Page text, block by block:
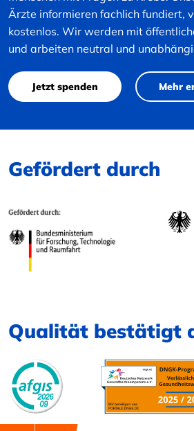
Ärzte informieren fachlich fundiert,
kostenlos. Wir werden mit
und arbeiten neutral und
Jetzt spenden Mehr
Gefördert durch
Qualität bestätigt